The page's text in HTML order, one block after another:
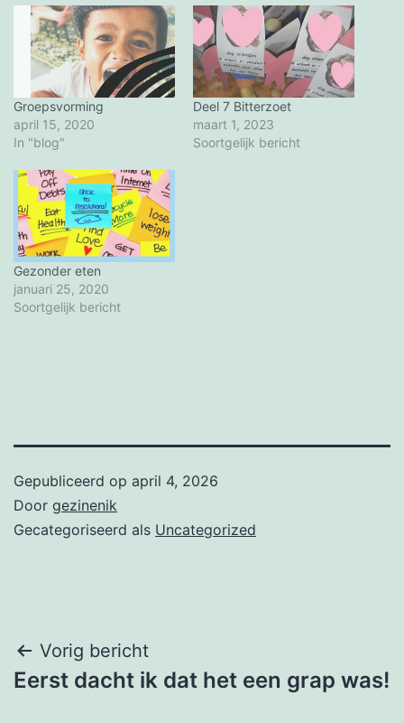
Groepsvorming
april 15, 2020
In "blog"
Deel 7 Bitterzoet
maart 1, 2023
Soortgelijk bericht
Gezonder eten
januari 25, 2020
Soortgelijk bericht
Gepubliceerd op april 4, 2026
Door gezinenik
Gecategoriseerd als Uncategorized
Bericht
navigatie
Vorig bericht
Eerst dacht ik dat het een grap was!